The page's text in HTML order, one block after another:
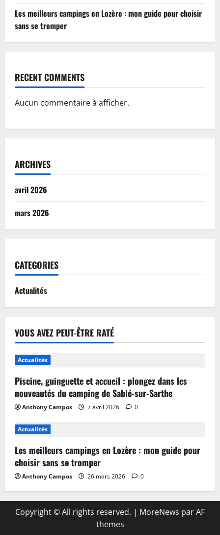
Les meilleurs campings en Lozère : mon guide pour choisir
sans se tromper
RECENT COMMENTS
Aucun commentaire à afficher.
ARCHIVES
avril 2026
mars 2026
CATEGORIES
Actualités
VOUS AVEZ PEUT-ÊTRE RATÉ
Actualités
Piscine, guinguette et accueil : plongez dans les
nouveautés du camping de Sablé-sur-Sarthe
Anthony Campos 7 avril 2026 0
Actualités
Les meilleurs campings en Lozère : mon guide pour
choisir sans se tromper
Anthony Campos 26 mars 2026 0
Copyright © All rights reserved. | MoreNews par AF
themes